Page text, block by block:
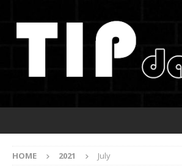
HOME 2021 July